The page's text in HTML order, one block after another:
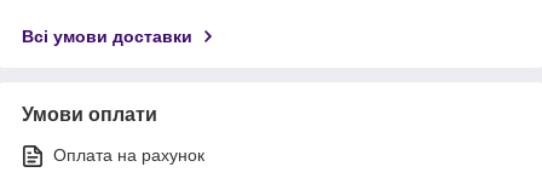
Всі умови доставки
Умови оплати
Оплата на рахунок